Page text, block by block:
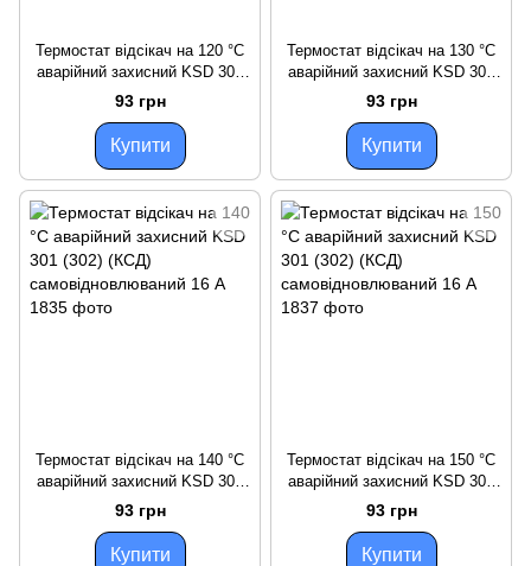
Термостат відсікач на 120 °C
аварійний захисний KSD 301
(302)
(КСД)самовостановлювальни
й 16 А
93 грн
Купити
Термостат відсікач на 130 °C
аварійний захисний KSD 301
(302) (КСД)
самовідновлюваний 16 А
93 грн
Купити
Термостат відсікач на 140 °C
аварійний захисний KSD 301
(302) (КСД)
самовідновлюваний 16 А
93 грн
Купити
Термостат відсікач на 150 °C
аварійний захисний KSD 301
(302) (КСД)
самовідновлюваний 16 А
93 грн
Купити